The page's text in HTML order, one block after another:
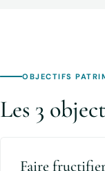
OBJECTIFS
Les 3
Faire